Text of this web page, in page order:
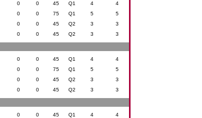
0 0 45 Q1 4 4
0 0 75 Q1 5 5
0 0 45 Q2 3 3
0 0 45 Q2 3 3
0 0 45 Q1 4 4
0 0 75 Q1 5 5
0 0 45 Q2 3 3
0 0 45 Q2 3 3
0 0 45 Q1 4 4